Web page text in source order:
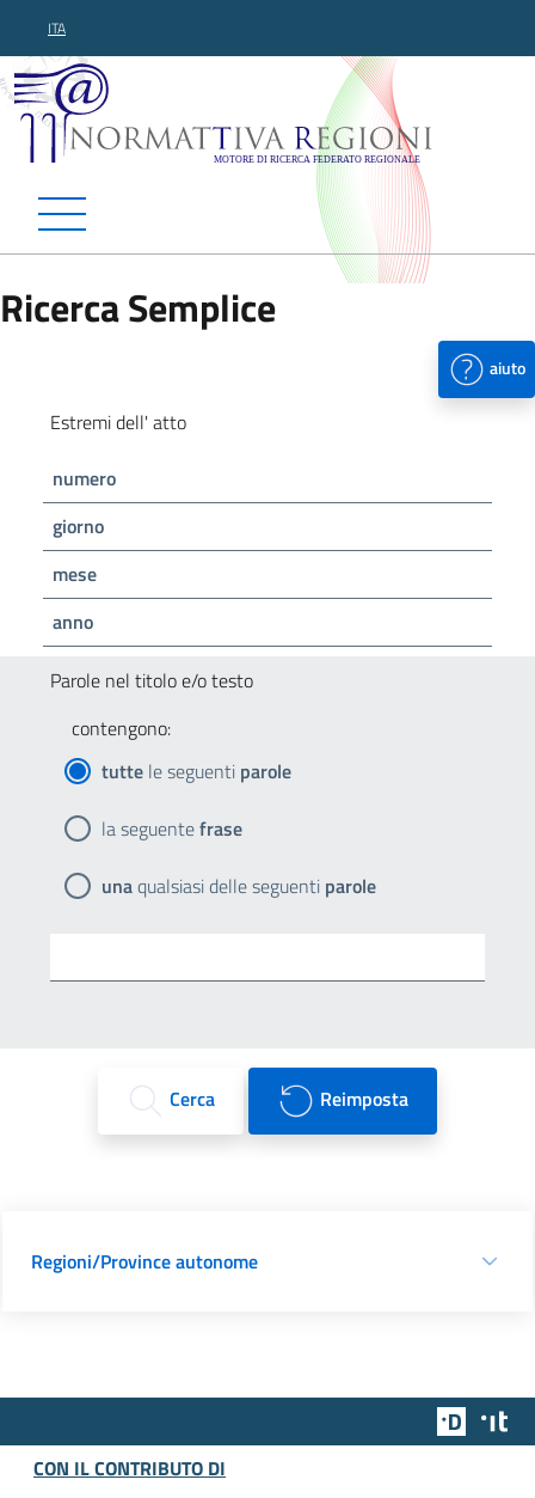
ITA
Normattiva Regioni -
Ricerca Semplice
aiuto
Estremi dell' atto
numero
giorno
mese
anno
Parole nel titolo e/o testo
contengono:
tutte le seguenti parole
la seguentefrase
unaqualsiasi delle seguenti parole
Cerca Reimposta
Regioni/Province autonome
Team
CON IL CONTRIBUTO DI